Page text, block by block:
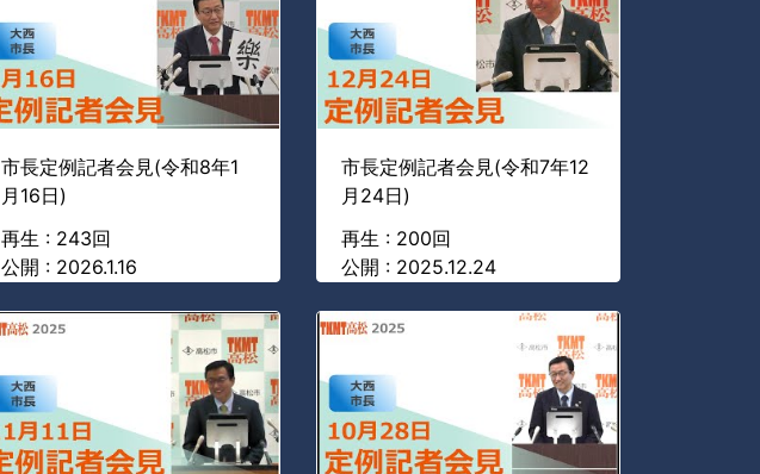
市長定例記者会見(令和8年1
月16日)
再生 : 243回
公開 : 2026.1.16
市長定例記者会見(令和7年12
月24日)
再生 : 200回
公開 : 2025.12.24